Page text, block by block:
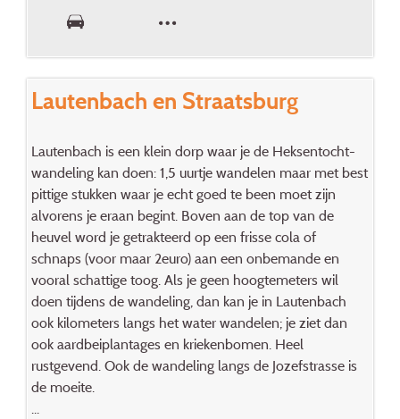
Lautenbach en Straatsburg
Lautenbach is een klein dorp waar je de Heksentocht-
wandeling kan doen: 1,5 uurtje wandelen maar met best
pittige stukken waar je echt goed te been moet zijn
alvorens je eraan begint. Boven aan de top van de
heuvel word je getrakteerd op een frisse cola of
schnaps (voor maar 2euro) aan een onbemande en
vooral schattige toog. Als je geen hoogtemeters wil
doen tijdens de wandeling, dan kan je in Lautenbach
ook kilometers langs het water wandelen; je ziet dan
ook aardbeiplantages en kriekenbomen. Heel
rustgevend. Ook de wandeling langs de Jozefstrasse is
de moeite.
...